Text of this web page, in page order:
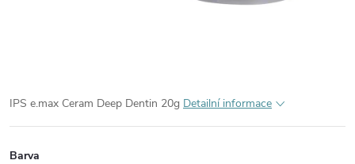
IPS e.max Ceram Deep Dentin 20g Detailní informace
Barva